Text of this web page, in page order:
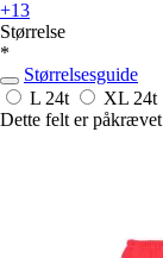
+13
Størrelse
*
Størrelsesguide
L 24t XL 24t
Dette felt er påkrævet